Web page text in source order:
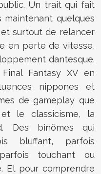
Un trait qui fait
quelques
et surtout de relancer
en perte de vitesse,
dantesque.
Fantasy XV en
nippones et
de gameplay que
le classicisme, la
Des binômes qui
bluffant, parfois
touchant ou
Et pour comprendre